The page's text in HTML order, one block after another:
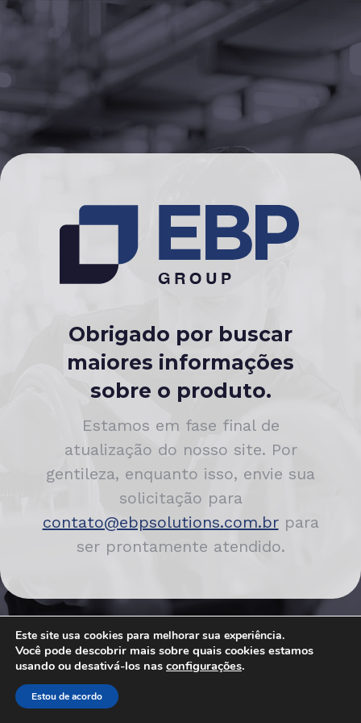
Obrigado por buscar
maiores informações
sobre o produto.
Estamos em fase final de
atualização do nosso site. Por
gentileza, enquanto isso, envie sua
solicitação para
contato@ebpsolutions.com.brpara
ser prontamente atendido.
Este site usa cookies para melhorar sua experiência.
Você pode descobrir mais sobre quais cookies estamos
usando ou desativá-los nas configurações.
Estou de acordo